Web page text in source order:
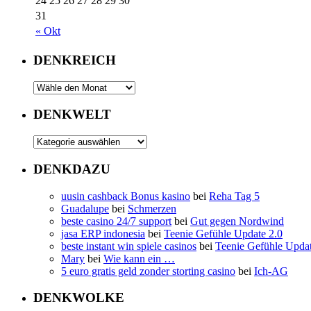
« Okt
31
DENKREICH
DENKWELT
DENKDAZU
uusin cashback Bonus kasino bei Reha Tag 5
Guadalupe bei Schmerzen
beste casino 24/7 support bei Gut gegen Nordwind
jasa ERP indonesia bei Teenie Gefühle Update 2.0
beste instant win spiele casinos bei Teenie Gefühle
Mary bei Wie kann ein …
5 euro gratis geld zonder storting casino bei Ich-AG
DENKWOLKE